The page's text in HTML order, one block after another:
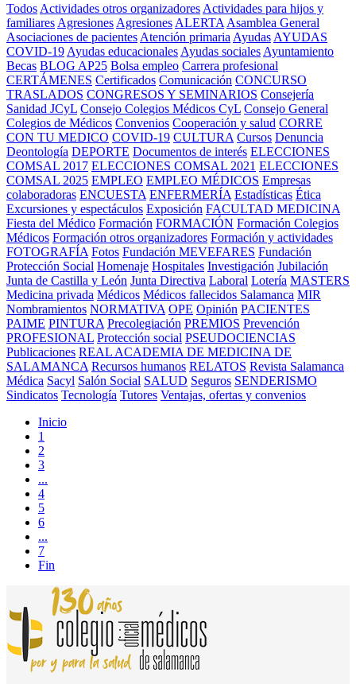
Todos Actividades otros organizadores Actividades para hijos y
familiares Agresiones Agresiones ALERTA Asamblea General
Asociaciones de pacientes Atención primaria Ayudas AYUDAS
COVID-19 Ayudas educacionales Ayudas sociales Ayuntamiento
Becas BLOG AP25 Bolsa empleo Carrera profesional
CERTÁMENES Certificados Comunicación CONCURSO
TRASLADOS CONGRESOS Y SEMINARIOS Consejería
Sanidad JCyL Consejo Colegios Médicos CyL Consejo General
Colegios de Médicos Convenios Cooperación y salud CORRE
CON TU MEDICO COVID-19 CULTURA Cursos Denuncia
Deontología DEPORTE Documentos de interés ELECCIONES
COMSAL 2017 ELECCIONES COMSAL 2021 ELECCIONES
COMSAL 2025 EMPLEO EMPLEO MÉDICOS Empresas
colaboradoras ENCUESTA ENFERMERÍA Estadísticas Ética
Excursiones y espectáculos Exposición FACULTAD MEDICINA
Fiesta del Médico Formación FORMACIÓN Formación Colegios
Médicos Formación otros organizadores Formación y actividades
FOTOGRAFÍA Fotos Fundación MEVEFARES Fundación
Protección Social Homenaje Hospitales Investigación Jubilación
Junta de Castilla y León Junta Directiva Laboral Lotería MASTERS
Medicina privada Médicos Médicos fallecidos Salamanca MIR
Nombramientos NORMATIVA OPE Opinión PACIENTES
PAIME PINTURA Precolegiación PREMIOS Prevención
PROFESIONAL Protección social PSEUDOCIENCIAS
Publicaciones REAL ACADEMIA DE MEDICINA DE
SALAMANCA Recursos humanos RELATOS Revista Salamanca
Médica Sacyl Salón Social SALUD Seguros SENDERISMO
Sindicatos Tecnología Tutores Ventajas, ofertas y convenios
Inicio
1
2
3
...
4
5
6
...
7
Fin